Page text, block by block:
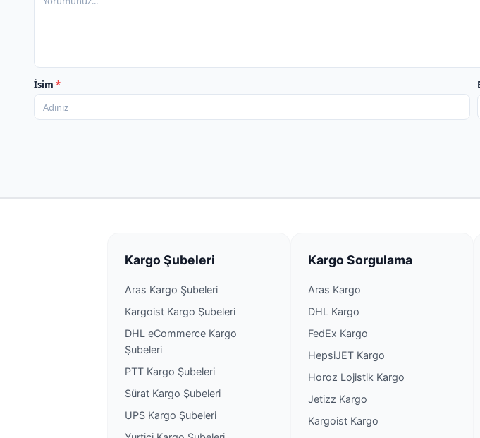
İsim *
Kargo Şubeleri
Aras Kargo Şubeleri
Kargoist Kargo Şubeleri
DHL eCommerce Kargo
Şubeleri
PTT Kargo Şubeleri
Sürat Kargo Şubeleri
UPS Kargo Şubeleri
Kargo Sorgulama
Aras Kargo
DHL Kargo
FedEx Kargo
HepsiJET Kargo
Horoz Lojistik Kargo
Jetizz Kargo
Kargoist Kargo